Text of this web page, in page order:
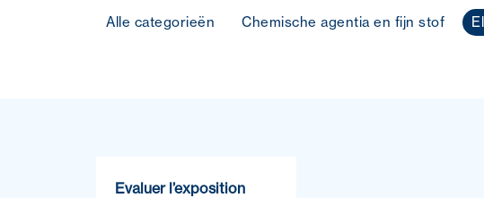
Alle categorieën Chemische agentia en fijn stof
Evaluer l’exposition